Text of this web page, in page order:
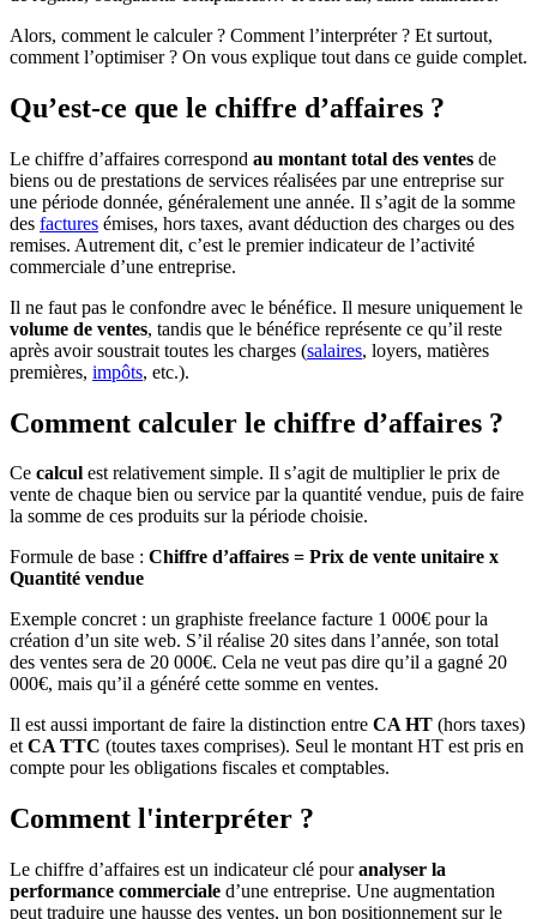
Alors, comment le calculer ? Comment l’interpréter ? Et surtout,
comment l’optimiser ? On vous explique tout dans ce guide complet.
Qu’est-ce que le chiffre d’affaires ?
Le chiffre d’affaires correspond au montant total des ventes de
biens ou de prestations de services réalisées par une entreprise sur
une période donnée, généralement une année. Il s’agit de la somme
des factures émises, hors taxes, avant déduction des charges ou des
remises. Autrement dit, c’est le premier indicateur de l’activité
commerciale d’une entreprise.
Il ne faut pas le confondre avec le bénéfice. Il mesure uniquement le
volume de ventes, tandis que le bénéfice représente ce qu’il reste
après avoir soustrait toutes les charges (salaires, loyers, matières
premières, impôts, etc.).
Comment calculer le chiffre d’affaires ?
Ce calcul est relativement simple. Il s’agit de multiplier le prix de
vente de chaque bien ou service par la quantité vendue, puis de faire
la somme de ces produits sur la période choisie.
Formule de base : Chiffre d’affaires = Prix de vente unitaire x
Quantité vendue
Exemple concret : un graphiste freelance facture 1 000€ pour la
création d’un site web. S’il réalise 20 sites dans l’année, son total
des ventes sera de 20 000€. Cela ne veut pas dire qu’il a gagné 20
000€, mais qu’il a généré cette somme en ventes.
Il est aussi important de faire la distinction entre CA HT (hors taxes)
etCA TTC (toutes taxes comprises). Seul le montant HT est pris en
compte pour les obligations fiscales et comptables.
Comment l'interpréter ?
Le chiffre d’affaires est un indicateur clé pouranalyser la
performance commerciale d’une entreprise. Une augmentation
peut traduire une hausse des ventes, un bon positionnement sur le